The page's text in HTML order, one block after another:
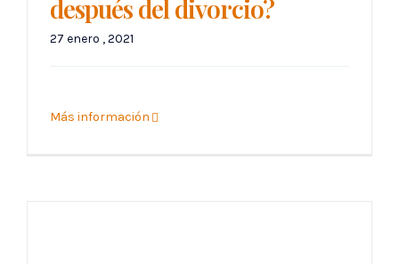
después del divorcio?
27 enero , 2021
Más información